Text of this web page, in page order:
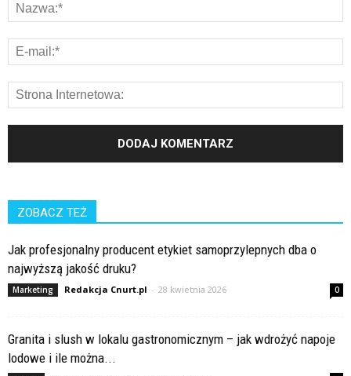
ZOBACZ TEŻ
Jak profesjonalny producent etykiet samoprzylepnych dba o
najwyższą jakość druku?
Marketing Redakcja Cnurt.pl - 28 kwietnia 2026 0
Granita i slush w lokalu gastronomicznym – jak wdrożyć napoje
lodowe i ile można...